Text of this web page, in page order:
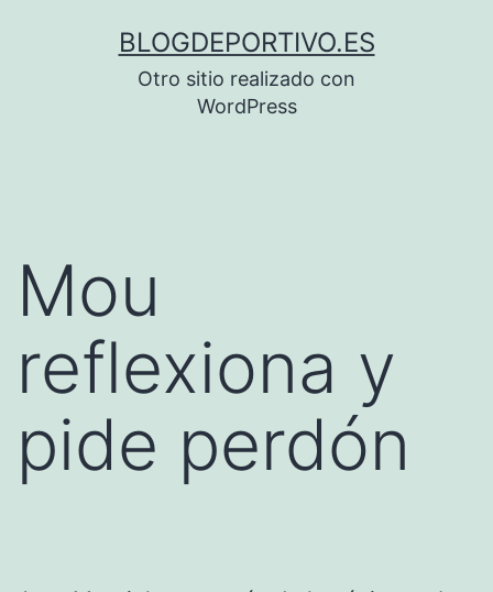
BLOGDEPORTIVO.ES
Otro sitio realizado con
WordPress
Mou
reflexiona y
pide perdón